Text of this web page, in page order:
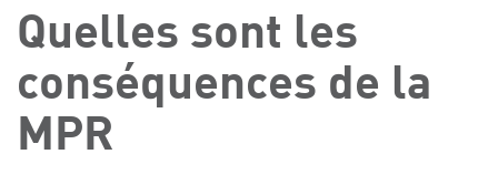
Quelles sont les
conséquences de la
MPR